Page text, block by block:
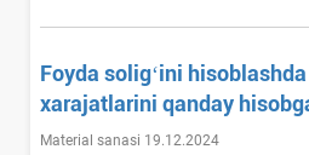
Foyda soligʻini
хarajatlarini qanday
Material sanasi 19.12.2024